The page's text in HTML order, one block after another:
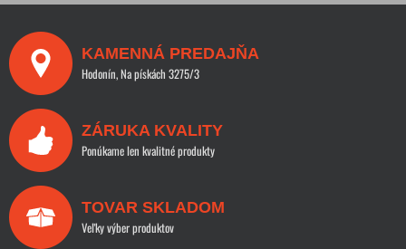
KAMENNÁ PREDAJŇA
Hodonín, Na pískách 3275/3
ZÁRUKA KVALITY
Ponúkame len kvalitné produkty
TOVAR SKLADOM
Veľky výber produktov